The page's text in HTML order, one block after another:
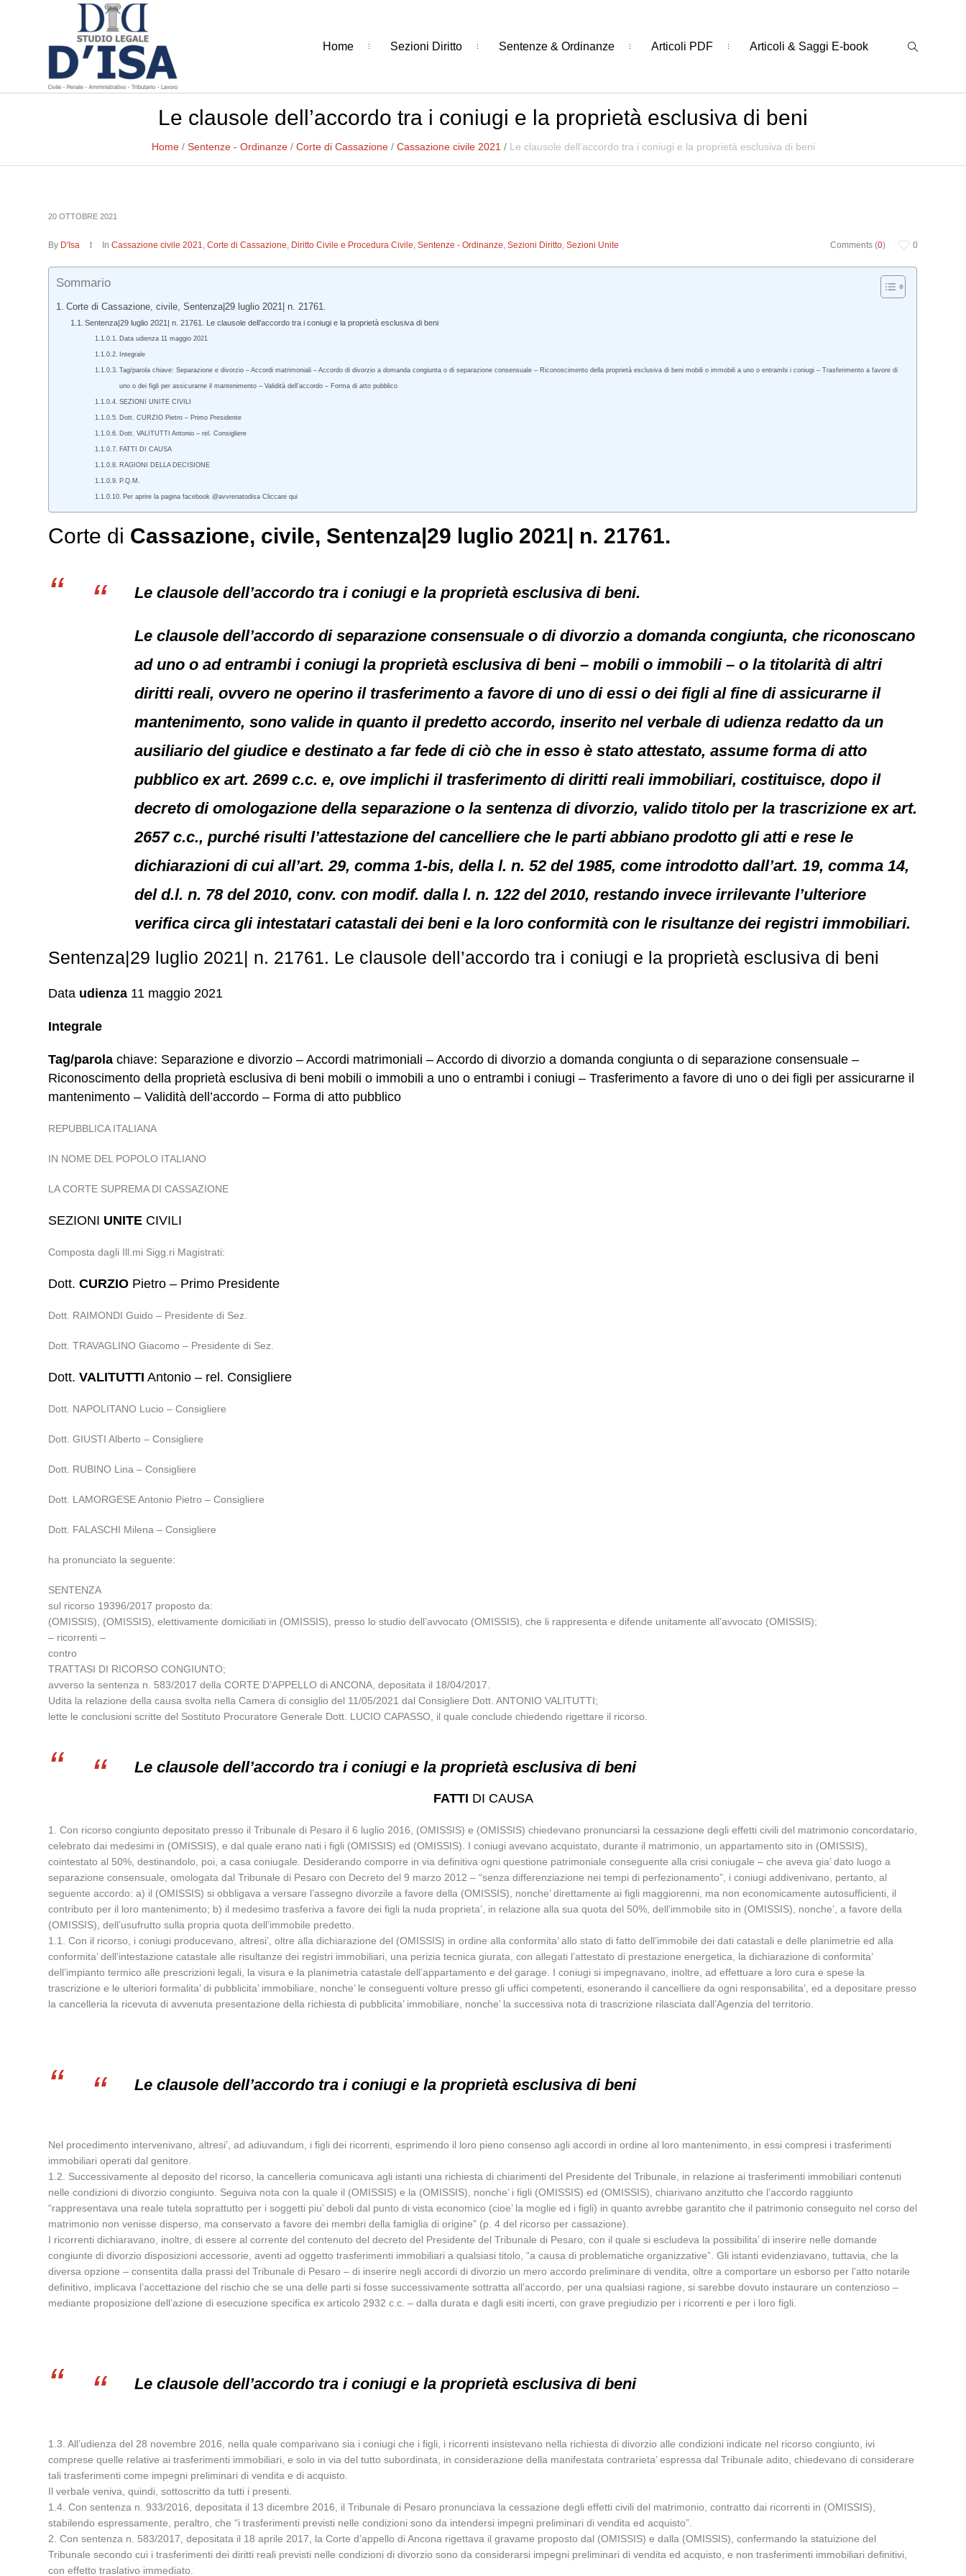
Home Sezioni Diritto Sentenze & Ordinanze Articoli PDF Articoli & Saggi E-book
Le clausole dell’accordo tra i coniugi e la proprietà esclusiva di beni
Home / Sentenze - Ordinanze / Corte di Cassazione / Cassazione civile 2021 / Le clausole dell’accordo tra i coniugi e la proprietà esclusiva di beni
20 OTTOBRE 2021
Comments (0) 0
By D'Isa InCassazione civile 2021,Corte di Cassazione, Diritto Civile e Procedura Civile,Sentenze - Ordinanze,Sezioni Diritto,Sezioni Unite
Sommario
Corte di Cassazione, civile, Sentenza|29 luglio 2021| n. 21761.
Sentenza|29 luglio 2021| n. 21761. Le clausole dell’accordo tra i coniugi e la proprietà esclusiva di beni
Data udienza 11 maggio 2021
Integrale
Tag/parola chiave: Separazione e divorzio – Accordi matrimoniali – Accordo di divorzio a domanda congiunta o di separazione consensuale – Riconoscimento della proprietà esclusiva di beni mobili o immobili a uno o entrambi i coniugi – Trasferimento a favore di
uno o dei figli per assicurarne il mantenimento – Validità dell’accordo – Forma di atto pubblico
SEZIONI UNITE CIVILI
Dott. CURZIO Pietro – Primo Presidente
Dott. VALITUTTI Antonio – rel. Consigliere
FATTI DI CAUSA
RAGIONI DELLA DECISIONE
P.Q.M.
Per aprire la pagina facebook @avvrenatodisa Cliccare qui
Corte di Cassazione, civile, Sentenza|29 luglio 2021| n. 21761.
Le clausole dell’accordo tra i coniugi e la proprietà esclusiva di beni.
Le clausole dell’accordo di separazione consensuale o di divorzio a domanda congiunta, che riconoscano
ad uno o ad entrambi i coniugi la proprietà esclusiva di beni – mobili o immobili – o la titolarità di altri
diritti reali, ovvero ne operino il trasferimento a favore di uno di essi o dei figli al fine di assicurarne il
mantenimento, sono valide in quanto il predetto accordo, inserito nel verbale di udienza redatto da un
ausiliario del giudice e destinato a far fede di ciò che in esso è stato attestato, assume forma di atto
pubblico ex art. 2699 c.c. e, ove implichi il trasferimento di diritti reali immobiliari, costituisce, dopo il
decreto di omologazione della separazione o la sentenza di divorzio, valido titolo per la trascrizione ex art.
2657 c.c., purché risulti l’attestazione del cancelliere che le parti abbiano prodotto gli atti e rese le
dichiarazioni di cui all’art. 29, comma 1-bis, della l. n. 52 del 1985, come introdotto dall’art. 19, comma 14,
del d.l. n. 78 del 2010, conv. con modif. dalla l. n. 122 del 2010, restando invece irrilevante l’ulteriore
verifica circa gli intestatari catastali dei beni e la loro conformità con le risultanze dei registri immobiliari.
Sentenza|29 luglio 2021| n. 21761. Le clausole dell’accordo tra i coniugi e la proprietà esclusiva di beni
Data udienza 11 maggio 2021
Integrale
Tag/parola chiave: Separazione e divorzio – Accordi matrimoniali – Accordo di divorzio a domanda congiunta o di separazione consensuale –
Riconoscimento della proprietà esclusiva di beni mobili o immobili a uno o entrambi i coniugi – Trasferimento a favore di uno o dei figli per assicurarne il
mantenimento – Validità dell’accordo – Forma di atto pubblico
REPUBBLICA ITALIANA
IN NOME DEL POPOLO ITALIANO
LA CORTE SUPREMA DI CASSAZIONE
SEZIONI UNITE CIVILI
Composta dagli Ill.mi Sigg.ri Magistrati:
Dott.CURZIO Pietro – Primo Presidente
Dott. RAIMONDI Guido – Presidente di Sez.
Dott. TRAVAGLINO Giacomo – Presidente di Sez.
Dott.VALITUTTI Antonio – rel. Consigliere
Dott. NAPOLITANO Lucio – Consigliere
Dott. GIUSTI Alberto – Consigliere
Dott. RUBINO Lina – Consigliere
Dott. LAMORGESE Antonio Pietro – Consigliere
Dott. FALASCHI Milena – Consigliere
ha pronunciato la seguente:
SENTENZA
sul ricorso 19396/2017 proposto da:
(OMISSIS), (OMISSIS), elettivamente domiciliati in (OMISSIS), presso lo studio dell’avvocato (OMISSIS), che li rappresenta e difende unitamente all’avvocato (OMISSIS);
– ricorrenti –
contro
TRATTASI DI RICORSO CONGIUNTO;
avverso la sentenza n. 583/2017 della CORTE D’APPELLO di ANCONA, depositata il 18/04/2017.
Udita la relazione della causa svolta nella Camera di consiglio del 11/05/2021 dal Consigliere Dott. ANTONIO VALITUTTI;
lette le conclusioni scritte del Sostituto Procuratore Generale Dott. LUCIO CAPASSO, il quale conclude chiedendo rigettare il ricorso.
Le clausole dell’accordo tra i coniugi e la proprietà esclusiva di beni
FATTI DI CAUSA
1. Con ricorso congiunto depositato presso il Tribunale di Pesaro il 6 luglio 2016, (OMISSIS) e (OMISSIS) chiedevano pronunciarsi la cessazione degli effetti civili del matrimonio concordatario,
celebrato dai medesimi in (OMISSIS), e dal quale erano nati i figli (OMISSIS) ed (OMISSIS). I coniugi avevano acquistato, durante il matrimonio, un appartamento sito in (OMISSIS),
cointestato al 50%, destinandolo, poi, a casa coniugale. Desiderando comporre in via definitiva ogni questione patrimoniale conseguente alla crisi coniugale – che aveva gia’ dato luogo a
separazione consensuale, omologata dal Tribunale di Pesaro con Decreto del 9 marzo 2012 – “senza differenziazione nei tempi di perfezionamento”, i coniugi addivenivano, pertanto, al
seguente accordo: a) il (OMISSIS) si obbligava a versare l’assegno divorzile a favore della (OMISSIS), nonche’ direttamente ai figli maggiorenni, ma non economicamente autosufficienti, il
contributo per il loro mantenimento; b) il medesimo trasferiva a favore dei figli la nuda proprieta’, in relazione alla sua quota del 50%, dell’immobile sito in (OMISSIS), nonche’, a favore della
(OMISSIS), dell’usufrutto sulla propria quota dell’immobile predetto.
1.1. Con il ricorso, i coniugi producevano, altresi’, oltre alla dichiarazione del (OMISSIS) in ordine alla conformita’ allo stato di fatto dell’immobile dei dati catastali e delle planimetrie ed alla
conformita’ dell’intestazione catastale alle risultanze dei registri immobiliari, una perizia tecnica giurata, con allegati l’attestato di prestazione energetica, la dichiarazione di conformita’
dell’impianto termico alle prescrizioni legali, la visura e la planimetria catastale dell’appartamento e del garage. I coniugi si impegnavano, inoltre, ad effettuare a loro cura e spese la
trascrizione e le ulteriori formalita’ di pubblicita’ immobiliare, nonche’ le conseguenti volture presso gli uffici competenti, esonerando il cancelliere da ogni responsabilita’, ed a depositare presso
la cancelleria la ricevuta di avvenuta presentazione della richiesta di pubblicita’ immobiliare, nonche’ la successiva nota di trascrizione rilasciata dall’Agenzia del territorio.
Le clausole dell’accordo tra i coniugi e la proprietà esclusiva di beni
Nel procedimento intervenivano, altresi’, ad adiuvandum, i figli dei ricorrenti, esprimendo il loro pieno consenso agli accordi in ordine al loro mantenimento, in essi compresi i trasferimenti
immobiliari operati dal genitore.
1.2. Successivamente al deposito del ricorso, la cancelleria comunicava agli istanti una richiesta di chiarimenti del Presidente del Tribunale, in relazione ai trasferimenti immobiliari contenuti
nelle condizioni di divorzio congiunto. Seguiva nota con la quale il (OMISSIS) e la (OMISSIS), nonche’ i figli (OMISSIS) ed (OMISSIS), chiarivano anzitutto che l’accordo raggiunto
“rappresentava una reale tutela soprattutto per i soggetti piu’ deboli dal punto di vista economico (cioe’ la moglie ed i figli) in quanto avrebbe garantito che il patrimonio conseguito nel corso del
matrimonio non venisse disperso, ma conservato a favore dei membri della famiglia di origine” (p. 4 del ricorso per cassazione).
I ricorrenti dichiaravano, inoltre, di essere al corrente del contenuto del decreto del Presidente del Tribunale di Pesaro, con il quale si escludeva la possibilita’ di inserire nelle domande
congiunte di divorzio disposizioni accessorie, aventi ad oggetto trasferimenti immobiliari a qualsiasi titolo, “a causa di problematiche organizzative”. Gli istanti evidenziavano, tuttavia, che la
diversa opzione – consentita dalla prassi del Tribunale di Pesaro – di inserire negli accordi di divorzio un mero accordo preliminare di vendita, oltre a comportare un esborso per l’atto notarile
definitivo, implicava l’accettazione del rischio che se una delle parti si fosse successivamente sottratta all’accordo, per una qualsiasi ragione, si sarebbe dovuto instaurare un contenzioso –
mediante proposizione dell’azione di esecuzione specifica ex articolo 2932 c.c. – dalla durata e dagli esiti incerti, con grave pregiudizio per i ricorrenti e per i loro figli.
Le clausole dell’accordo tra i coniugi e la proprietà esclusiva di beni
1.3. All’udienza del 28 novembre 2016, nella quale comparivano sia i coniugi che i figli, i ricorrenti insistevano nella richiesta di divorzio alle condizioni indicate nel ricorso congiunto, ivi
comprese quelle relative ai trasferimenti immobiliari, e solo in via del tutto subordinata, in considerazione della manifestata contrarieta’ espressa dal Tribunale adito, chiedevano di considerare
tali trasferimenti come impegni preliminari di vendita e di acquisto.
Il verbale veniva, quindi, sottoscritto da tutti i presenti.
1.4. Con sentenza n. 933/2016, depositata il 13 dicembre 2016, il Tribunale di Pesaro pronunciava la cessazione degli effetti civili del matrimonio, contratto dai ricorrenti in (OMISSIS),
stabilendo espressamente, peraltro, che “i trasferimenti previsti nelle condizioni sono da intendersi impegni preliminari di vendita ed acquisto”.
2. Con sentenza n. 583/2017, depositata il 18 aprile 2017, la Corte d’appello di Ancona rigettava il gravame proposto dal (OMISSIS) e dalla (OMISSIS), confermando la statuizione del
Tribunale secondo cui i trasferimenti dei diritti reali previsti nelle condizioni di divorzio sono da considerarsi impegni preliminari di vendita ed acquisto, e non trasferimenti immobiliari definitivi,
con effetto traslativo immediato.